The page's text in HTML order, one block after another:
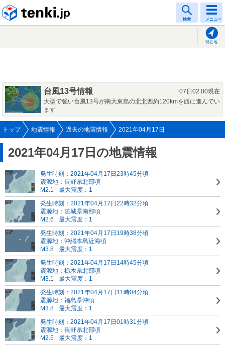
検索 メニュー
現在地
台風13号情報
07日02:00現在
大型で強い台風13号が南大東島の北北西約120kmを西に進んでい
ます
トップ 地震情報 過去の地震情報 2021年04月17日
2021年04月17日の地震情報
発生時刻：2021年04月17日23時45分頃
震源地：長野県北部頃
M2.1
最大震度：1
発生時刻：2021年04月17日22時32分頃
震源地：茨城県南部頃
M2.6
最大震度：1
発生時刻：2021年04月17日19時38分頃
震源地：沖縄本島近海頃
M3.8
最大震度：1
発生時刻：2021年04月17日14時45分頃
震源地：栃木県北部頃
M3.1
最大震度：1
発生時刻：2021年04月17日11時04分頃
震源地：福島県沖頃
M3.8
最大震度：1
発生時刻：2021年04月17日01時31分頃
震源地：長野県北部頃
M2.5
最大震度：1